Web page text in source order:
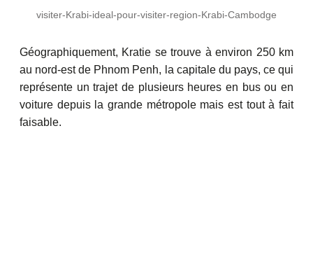
visiter-Krabi-ideal-pour-visiter-region-Krabi-Cambodge
Géographiquement, Kratie se trouve à environ 250 km
au nord-est de Phnom Penh, la capitale du pays, ce qui
représente un trajet de plusieurs heures en bus ou en
voiture depuis la grande métropole mais est tout à fait
faisable.